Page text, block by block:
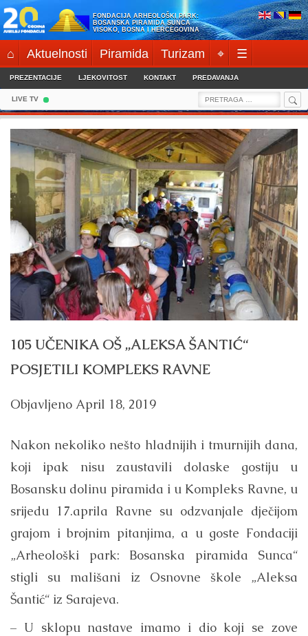
Skip
to
content
FONDACIJA ARHEOLOŠKI PARK:
BOSANSKA PIRAMIDA SUNCA
VISOKO, BOSNA I HERCEGOVINA
⌂ Aktuelnosti Piramida Turizam ⌖ ☰
PREZENTACIJE LJEKOVITOST KONTAKT PREDAVANJA
LIVE TV
Search
for:
105 UČENIKA OŠ „ALEKSA ŠANTIĆ“
POSJETILI KOMPLEKS RAVNE
Objavljeno April 18, 2019
Nakon nekoliko nešto hladnijih i tmurnijih dana,
koji ipak nisu zaustavili dolaske gostiju u
Bosansku dolinu piramida i u Kompleks Ravne, u
srijedu 17.aprila Ravne su odzvanjale dječijom
grajom i brojnim pitanjima, a u goste Fondaciji
„Arheološki park: Bosanska piramida Sunca“
stigli su mališani iz Osnovne škole „Aleksa
Šantić“ iz Sarajeva.
– U sklopu nastave imamo i dio koji se zove